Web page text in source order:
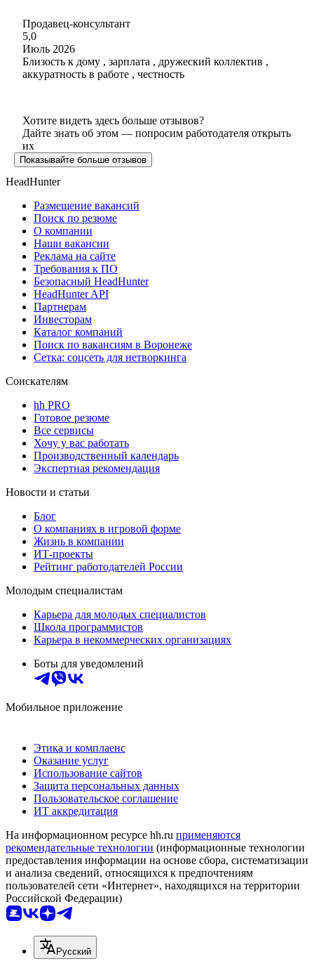
Продавец-консультант
5,0
Июль 2026
Близость к дому , зарплата , дружеский коллектив ,
аккуратность в работе , честность
Хотите видеть здесь больше отзывов?
Дайте знать об этом — попросим работодателя открыть
их
Показывайте больше отзывов
HeadHunter
Размещение вакансий
Поиск по резюме
О компании
Наши вакансии
Реклама на сайте
Требования к ПО
Безопасный HeadHunter
HeadHunter API
Партнерам
Инвесторам
Каталог компаний
Поиск по вакансиям в Воронеже
Сетка: соцсеть для нетворкинга
Соискателям
hh PRO
Готовое резюме
Все сервисы
Хочу у вас работать
Производственный календарь
Экспертная рекомендация
Новости и статьи
Блог
О компаниях в игровой форме
Жизнь в компании
ИТ-проекты
Рейтинг работодателей России
Молодым специалистам
Карьера для молодых специалистов
Школа программистов
Карьера в некоммерческих организациях
Боты для уведомлений
Мобильное приложение
Этика и комплаенс
Оказание услуг
Использование сайтов
Защита персональных данных
Пользовательское соглашение
ИТ аккредитация
На информационном ресурсе hh.ru применяются
рекомендательные технологии (информационные технологии
предоставления информации на основе сбора, систематизации
и анализа сведений, относящихся к предпочтениям
пользователей сети «Интернет», находящихся на территории
Российской Федерации)
Русский